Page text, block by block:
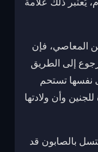
المعاصي، فإن
إلى الطريق
نفسها تستحم
وأن ولادتها
بالصابون قد